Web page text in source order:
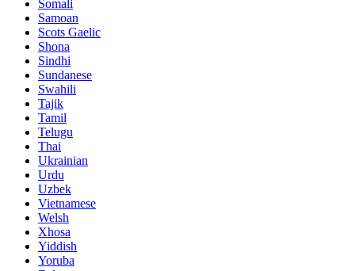
Somali
Samoan
Scots Gaelic
Shona
Sindhi
Sundanese
Swahili
Tajik
Tamil
Telugu
Thai
Ukrainian
Urdu
Uzbek
Vietnamese
Welsh
Xhosa
Yiddish
Yoruba